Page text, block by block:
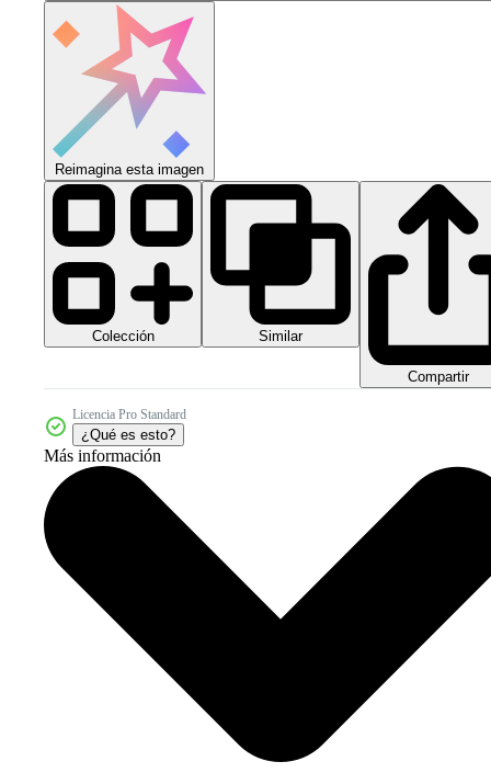
Reimagina esta imagen
Colección Similar
Compartir
Licencia Pro Standard
¿Qué es esto?
Más información